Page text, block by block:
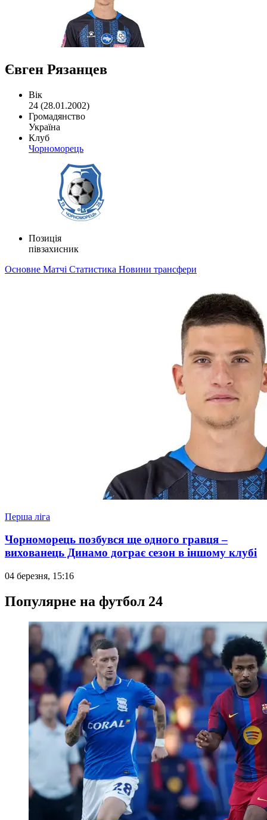
Євген Рязанцев
Вік
24 (28.01.2002)
Громадянство
Україна
Клуб
Чорноморець
Позиція
півзахисник
Основне Матчі Статистика Новини трансфери
Перша ліга
Чорноморець позбувся ще одного гравця –
вихованець Динамо дограє сезон в іншому клубі
04 березня, 15:16
Популярне на футбол 24